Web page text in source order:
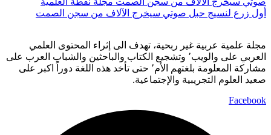
أول زرع لنسيج حبل صوتي سيخرج الآلاف من سجن الصمت
مجلة علمية عربية غير ربحية، تهدف الى إثراء المحتوى العلمي
العربي على والويب٬ وتشجيع الكتاب والباحثين والشباب العرب على
مشاركة المعلومة بلغتهم الأم٬ حتى تأخد هذه اللغة دوراً اكبر على
صعيد العلوم التجريبية والإجتماعية.
Facebook